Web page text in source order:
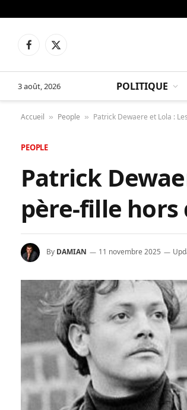
Facebook
X
3 août, 2026 POLITIQUE
Accueil » People » Patrick Dewaere et Lola :
PEOPLE
Patrick
père-fille
By DAMIAN 11 novembre 2025